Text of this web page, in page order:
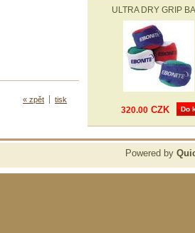
ULTRA DRY GRIP
Do
320.00 CZK
tisk
« zpět
Powered by